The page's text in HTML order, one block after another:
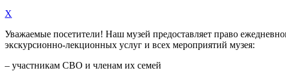
X
Уважаемые посетители! Наш музей предоставляет право
экскурсионно-лекционных услуг и всех мероприятий музея:
– участникам СВО и членам их семей